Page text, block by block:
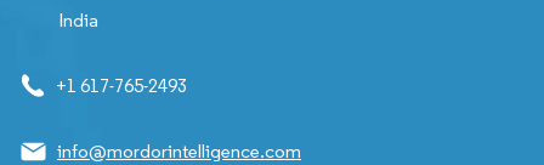
India
+1 617-765-2493
info@mordorintelligence.com